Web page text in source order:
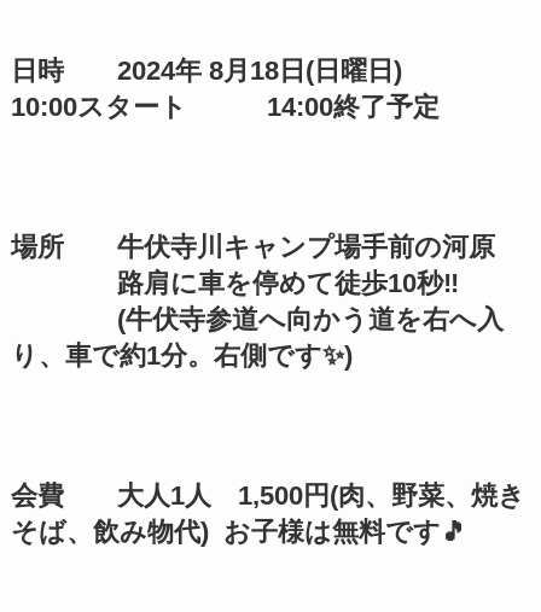
日時 2024年 8月18日(日曜日)
10:00スタート 14:00終了予定
場所 牛伏寺川キャンプ場手前の河原
路肩に車を停めて徒歩10秒‼️
(牛伏寺参道へ向かう道を右へ入
り、車で約1分。右側です✨)
会費 大人1人 1,500円(肉、野菜、焼き
そば、飲み物代) お子様は無料です🎵